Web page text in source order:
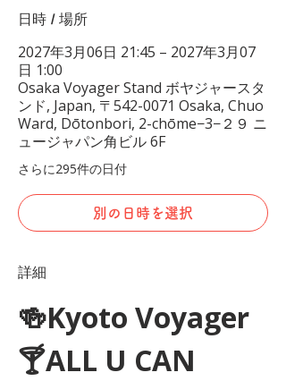
日時 / 場所
2027年3月06日 21:45 – 2027年3月07
日 1:00
Osaka Voyager Stand ボヤジャースタ
ンド, Japan, 〒542-0071 Osaka, Chuo
Ward, Dōtonbori, 2-chōme−3−２９ ニ
ュージャパン角ビル 6F
さらに295件の日付
別の日時を選択
詳細
🍻Kyoto Voyager
🍸ALL U CAN